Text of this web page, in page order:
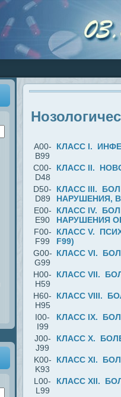
A00-
B99
КЛАСС I.
C00-
D48
КЛАСС II.
D50-
D89
КЛАСС III.
НАРУШЕНИЯ,
E00-
E90
КЛАСС IV.
НАРУШЕНИЯ
F00-
F99
КЛАСС V.
F99)
G00-
G99
КЛАСС VI.
H00-
H59
КЛАСС VII.
H60-
H95
КЛАСС VIII.
I00-
I99
КЛАСС IX.
J00-
J99
КЛАСС X.
K00-
K93
КЛАСС XI.
L00-
L99
КЛАСС XII.